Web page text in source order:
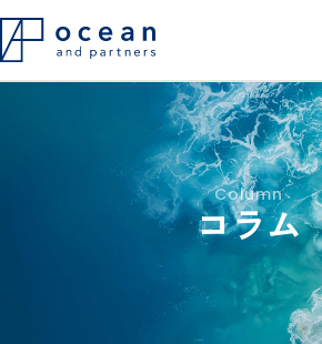
会社概要
採用情報
コラム
Column
コラム